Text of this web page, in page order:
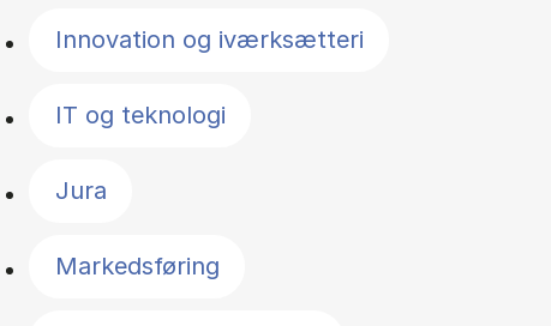
Innovation og iværksætteri
IT og teknologi
Jura
Markedsføring